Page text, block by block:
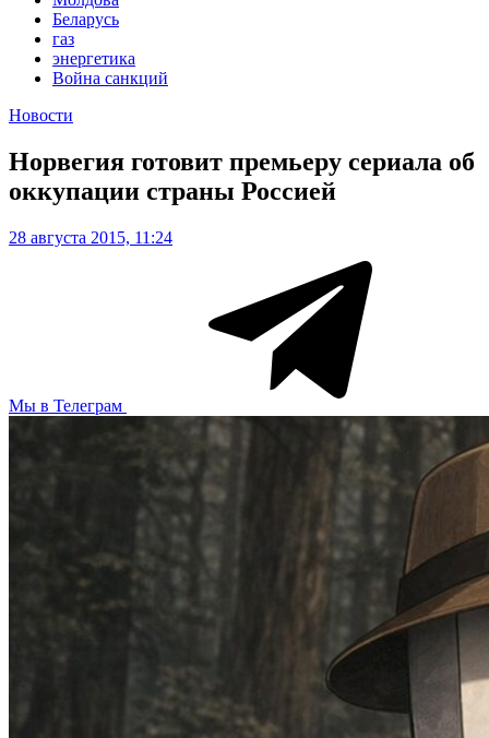
Беларусь
газ
энергетика
Война санкций
Новости
Норвегия готовит премьеру сериала об
оккупации страны Россией
28 августа 2015, 11:24
Мы в Телеграм